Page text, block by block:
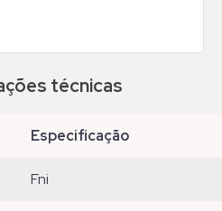
técnicas
especificação
fni